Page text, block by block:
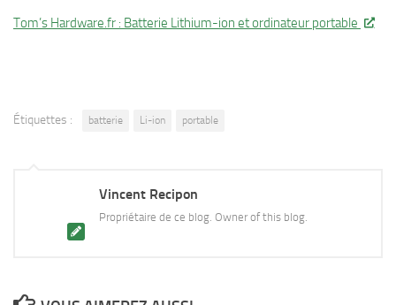
Tom’s Hardware.fr : Batterie Lithium-ion et ordinateur portable
Étiquettes : batterie Li-ion portable
Vincent Recipon
Propriétaire de ce blog. Owner of this blog.